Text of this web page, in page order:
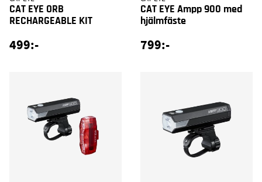
CAT EYE ORB
RECHARGEABLE KIT
499:-
CAT EYE Ampp 900 med
hjälmfäste
799:-